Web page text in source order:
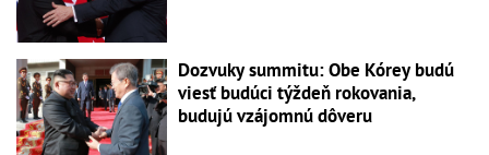
Dozvuky summitu: Obe Kórey budú
viesť budúci týždeň rokovania,
budujú vzájomnú dôveru